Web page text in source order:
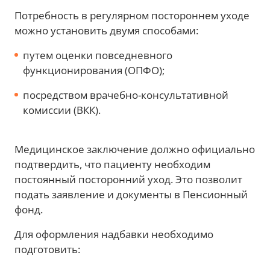
Потребность в регулярном постороннем уходе
можно установить двумя способами:
путем оценки повседневного
функционирования (ОПФО);
посредством врачебно-консультативной
комиссии (ВКК).
Медицинское заключение должно официально
подтвердить, что пациенту необходим
постоянный посторонний уход. Это позволит
подать заявление и документы в Пенсионный
фонд.
Для оформления надбавки необходимо
подготовить: